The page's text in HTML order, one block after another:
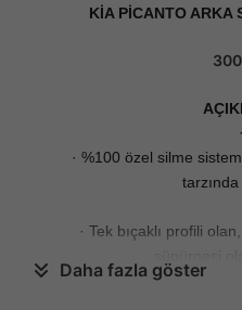
KİA PİCANTO ARKA
·
· %100 özel silme
· Tek bıçaklı profili
Daha fazla göster